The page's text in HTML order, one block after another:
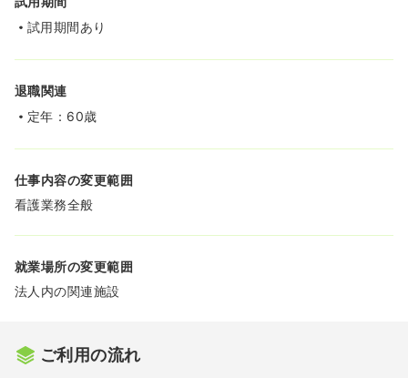
試用期間あり
退職関連
定年：60歳
仕事内容の変更範囲
看護業務全般
就業場所の変更範囲
法人内の関連施設
ご利用の流れ